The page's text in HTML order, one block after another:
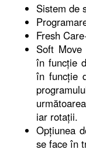
Sistem de
Fresh
Soft Move
în funcție
în funcție
iar rotații.
Opțiunea
se face în